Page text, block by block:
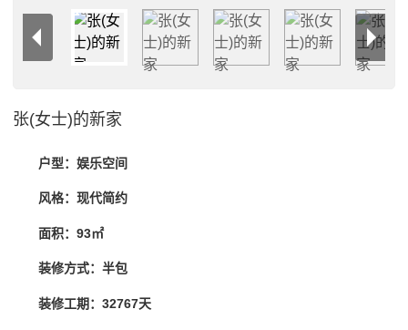
张(女士)的新家
户型：娱乐空间
风格：现代简约
面积：93㎡
装修方式：半包
装修工期：32767天